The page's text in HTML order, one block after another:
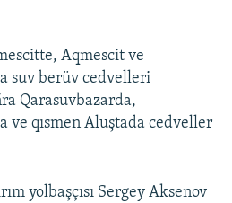
Aqmescit ve
suv berüv cedvelleri
Qarasuvbazarda,
ve qısmen Aluştada cedveller
yolbaşçısı Sergey Aksenov